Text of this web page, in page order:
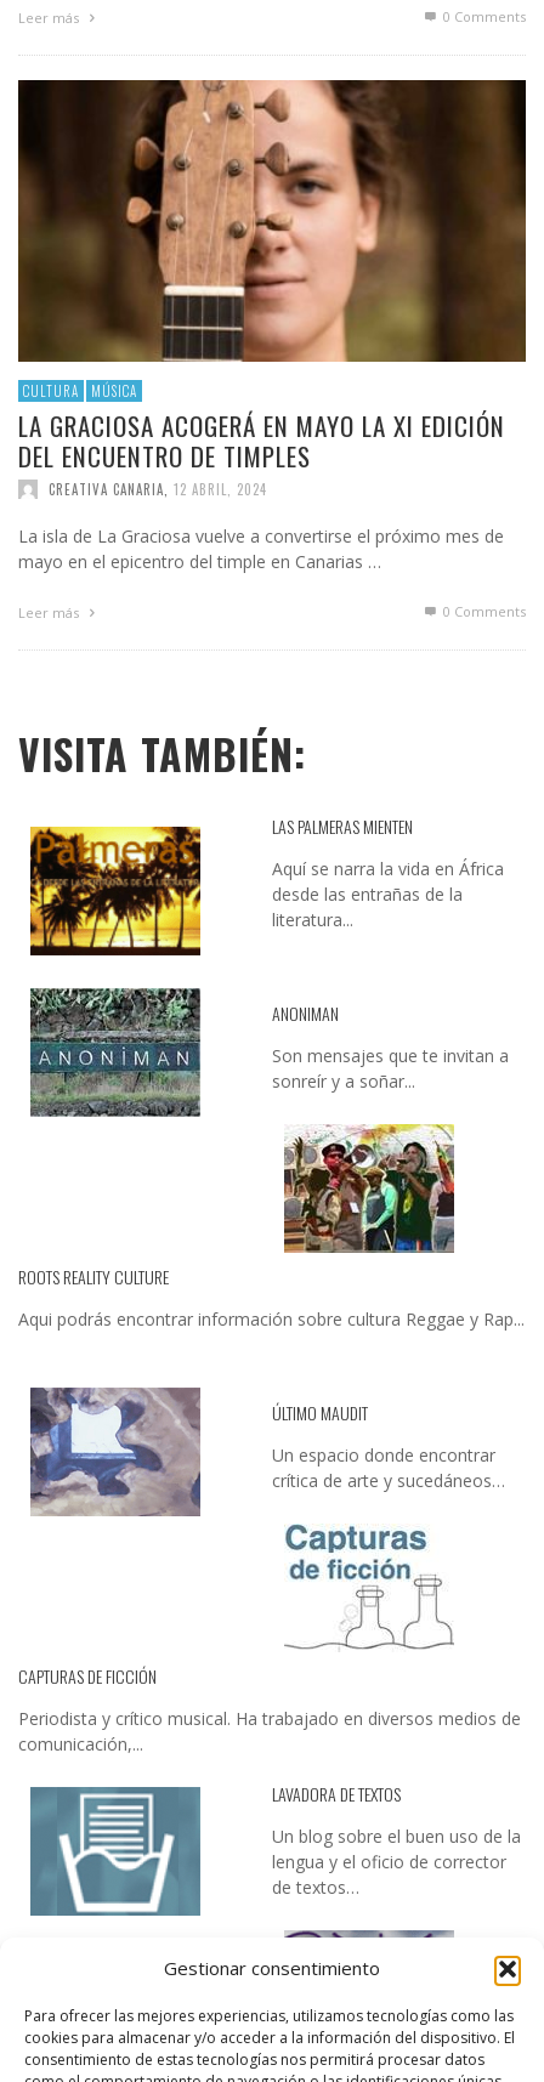
Gestionar consentimiento
Para ofrecer las mejores experiencias, utilizamos tecnologías como las
cookies para almacenar y/o acceder a la información del dispositivo. El
consentimiento de estas tecnologías nos permitirá procesar datos
Leer más 0 Comments
CULTURA MÚSICA
LA GRACIOSA ACOGERÁ EN MAYO LA XI EDICIÓN
DEL ENCUENTRO DE TIMPLES
CREATIVA CANARIA 12 ABRIL, 2024
La isla de La Graciosa vuelve a convertirse el próximo mes de
mayo en el epicentro del timple en Canarias …
Leer más 0 Comments
VISITA TAMBIÉN:
LAS PALMERAS MIENTEN
Aquí se narra la vida en África
desde las entrañas de la
literatura...
ANONIMAN
Son mensajes que te invitan a
sonreír y a soñar...
ROOTS REALITY CULTURE
Aqui podrás encontrar información sobre cultura Reggae y Rap...
ÚLTIMO MAUDIT
Un espacio donde encontrar
crítica de arte y sucedáneos…
CAPTURAS DE FICCIÓN
Periodista y crítico musical. Ha trabajado en diversos medios de
comunicación,...
LAVADORA DE TEXTOS
Un blog sobre el buen uso de la
lengua y el oficio de corrector
de textos…